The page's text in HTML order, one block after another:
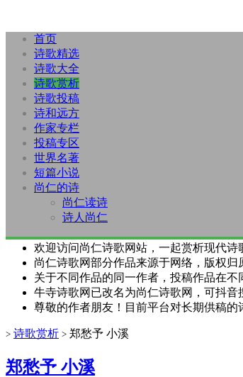
首页
诗歌精选
诗歌大全
诗歌赏析
诗歌投稿
诗和远方
作家专栏
投稿专区
世界名著
短篇小说
尚仁的诗
尚仁读诗
诗人尚仁
欢迎访问尚仁诗歌网站，一起赏析现代诗
尚仁诗歌网部分作品来源于网络，版权
关于不同作品的同一作者，投稿作品在
牛寺诗歌网已改名为尚仁诗歌网，可抖音
尊敬的作者朋友！目前平台对长期供稿的
> 诗歌赏析 > 郑愁予 小溪
郑愁予 小溪